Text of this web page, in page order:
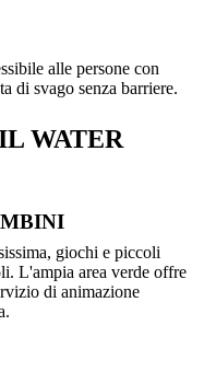
alle persone con
di svago senza barriere.
WATER
giochi e piccoli
L'ampia area verde offre
di animazione